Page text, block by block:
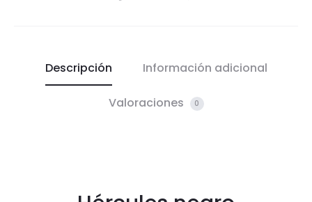
Descripción Información adicional
Valoraciones 0